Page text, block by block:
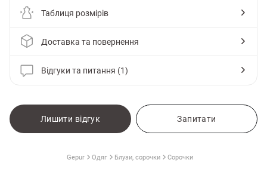
Таблиця розмірів
Доставка та повернення
Відгуки та питання (1)
Лишити відгук Запитати
Gepur Одяг Блузи, сорочки Сорочки